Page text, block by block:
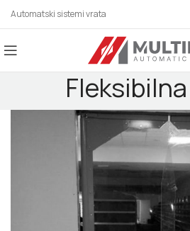
Automatski sistemi vrata